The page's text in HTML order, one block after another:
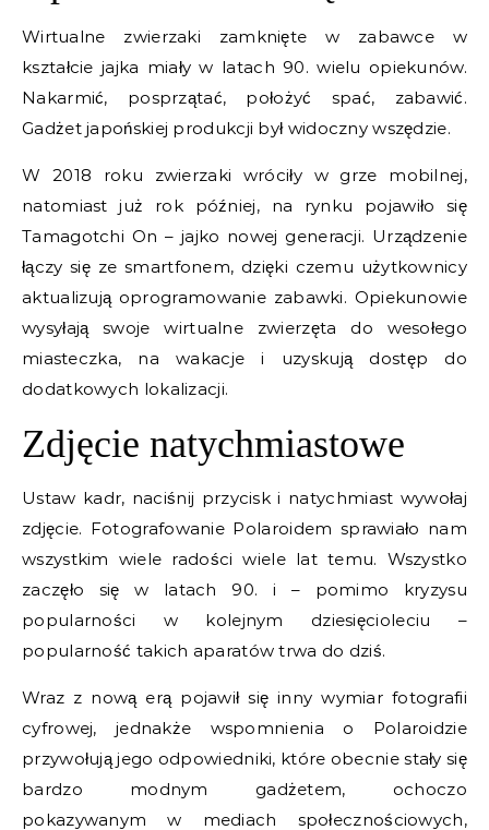
Wirtualne zwierzaki zamknięte w zabawce w
kształcie jajka miały w latach 90. wielu opiekunów.
Nakarmić, posprzątać, położyć spać, zabawić.
Gadżet japońskiej produkcji był widoczny wszędzie.
W 2018 roku zwierzaki wróciły w grze mobilnej,
natomiast już rok później, na rynku pojawiło się
Tamagotchi On – jajko nowej generacji. Urządzenie
łączy się ze smartfonem, dzięki czemu użytkownicy
aktualizują oprogramowanie zabawki. Opiekunowie
wysyłają swoje wirtualne zwierzęta do wesołego
miasteczka, na wakacje i uzyskują dostęp do
dodatkowych lokalizacji.
Zdjęcie natychmiastowe
Ustaw kadr, naciśnij przycisk i natychmiast wywołaj
zdjęcie. Fotografowanie Polaroidem sprawiało nam
wszystkim wiele radości wiele lat temu. Wszystko
zaczęło się w latach 90. i – pomimo kryzysu
popularności w kolejnym dziesięcioleciu –
popularność takich aparatów trwa do dziś.
Wraz z nową erą pojawił się inny wymiar fotografii
cyfrowej, jednakże wspomnienia o Polaroidzie
przywołują jego odpowiedniki, które obecnie stały się
bardzo modnym gadżetem, ochoczo
pokazywanym w mediach społecznościowych,